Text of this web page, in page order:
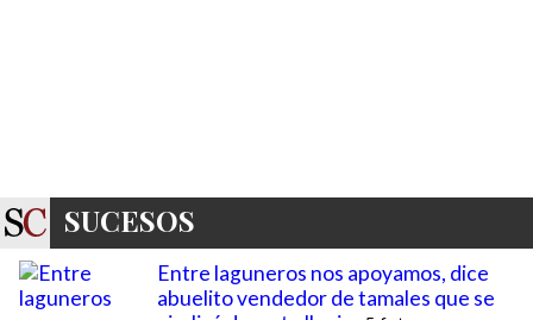
SUCESOS